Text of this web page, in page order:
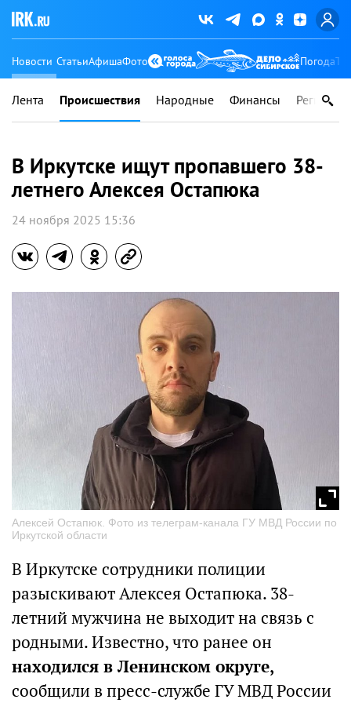
Новости СтатьиАфишаФото Погода
Лента Происшествия Народные Финансы Регионы
В Иркутске ищут пропавшего 38-
летнего Алексея Остапюка
24 ноября 2025 15:36
Алексей Остапюк. Фото из телеграм-канала ГУ МВД России по
Иркутской области
В Иркутске сотрудники полиции
разыскивают Алексея Остапюка. 38-
летний мужчина не выходит на связь с
родными. Известно, что ранее он
находился в Ленинском округе,
сообщили в пресс-службе ГУ МВД России